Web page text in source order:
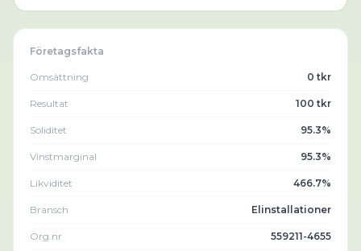
Företagsfakta
Omsättning 0 tkr
Resultat 100 tkr
Soliditet 95.3%
Vinstmarginal 95.3%
Likviditet 466.7%
Bransch Elinstallationer
Org.nr 559211-4655